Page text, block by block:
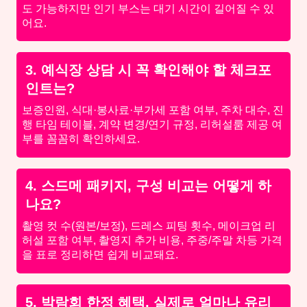
도 가능하지만 인기 부스는 대기 시간이 길어질 수 있
어요.
3. 예식장 상담 시 꼭 확인해야 할 체크포
인트는?
보증인원, 식대·봉사료·부가세 포함 여부, 주차 대수, 진
행 타임 테이블, 계약 변경/연기 규정, 리허설룸 제공 여
부를 꼼꼼히 확인하세요.
4. 스드메 패키지, 구성 비교는 어떻게 하
나요?
촬영 컷 수(원본/보정), 드레스 피팅 횟수, 메이크업 리
허설 포함 여부, 촬영지 추가 비용, 주중/주말 차등 가격
을 표로 정리하면 쉽게 비교돼요.
5. 박람회 한정 혜택, 실제로 얼마나 유리